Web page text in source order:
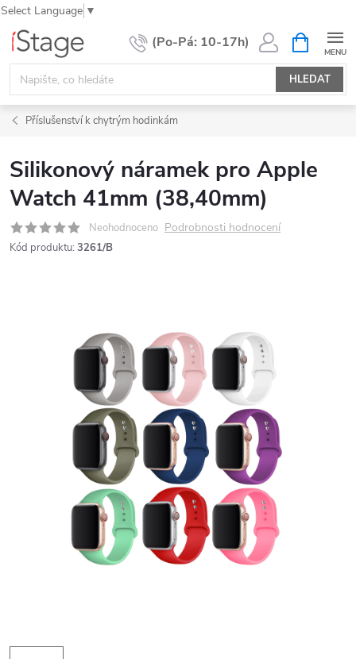
Select Language ▼
Přejít
obsah
HLEDAT
NÁKUPNÍ
KOŠÍK
Příslušenství k chytrým hodinkám
Silikonový náramek pro Apple
Watch 41mm (38,40mm)
Neohodnoceno Podrobnosti hodnocení
Kód produktu: 3261/B